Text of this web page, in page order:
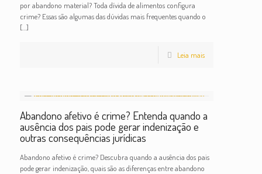
por abandono material? Toda dívida de alimentos configura
crime? Essas são algumas das dúvidas mais frequentes quando o
[…]
Leia mais
Abandono afetivo é crime? Entenda quando a
ausência dos pais pode gerar indenização e
outras consequências jurídicas
Abandono afetivo é crime? Descubra quando a ausência dos pais
pode gerar indenização, quais são as diferenças entre abandono